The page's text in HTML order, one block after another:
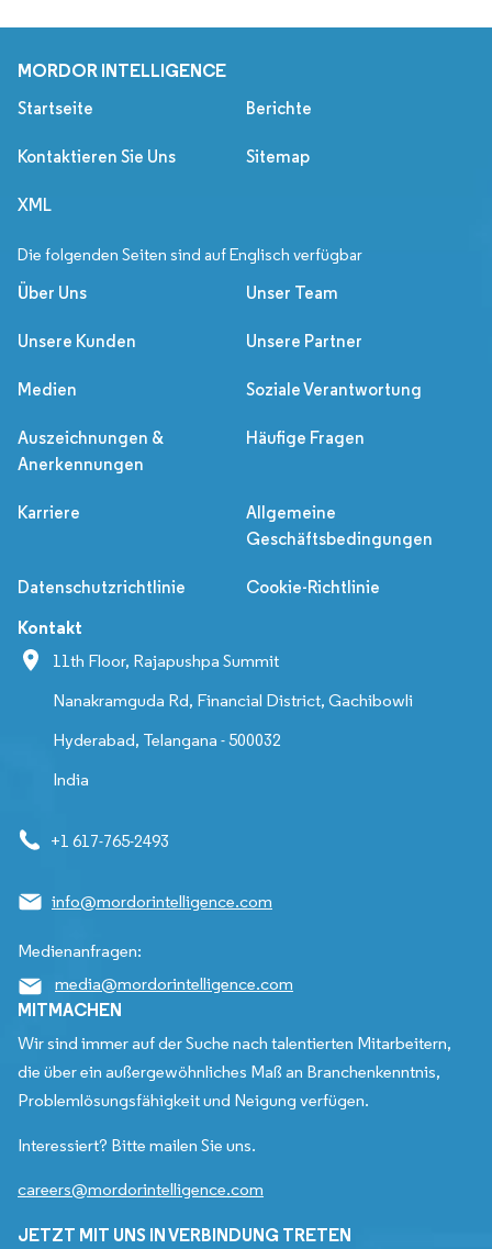
MORDOR INTELLIGENCE
Startseite Berichte
Kontaktieren Sie Uns Sitemap
XML
Die folgenden Seiten sind auf Englisch verfügbar
Über Uns Unser Team
Unsere Kunden Unsere Partner
Medien Soziale Verantwortung
Auszeichnungen &
Anerkennungen
Häufige Fragen
Karriere
Allgemeine
Geschäftsbedingungen
Datenschutzrichtlinie Cookie-Richtlinie
Kontakt
11th Floor, Rajapushpa Summit
Nanakramguda Rd, Financial District, Gachibowli
Hyderabad, Telangana - 500032
India
+1 617-765-2493
info@mordorintelligence.com
Medienanfragen:
media@mordorintelligence.com
MITMACHEN
Wir sind immer auf der Suche nach talentierten Mitarbeitern,
die über ein außergewöhnliches Maß an Branchenkenntnis,
Problemlösungsfähigkeit und Neigung verfügen.
Interessiert? Bitte mailen Sie uns.
careers@mordorintelligence.com
JETZT MIT UNS IN VERBINDUNG TRETEN